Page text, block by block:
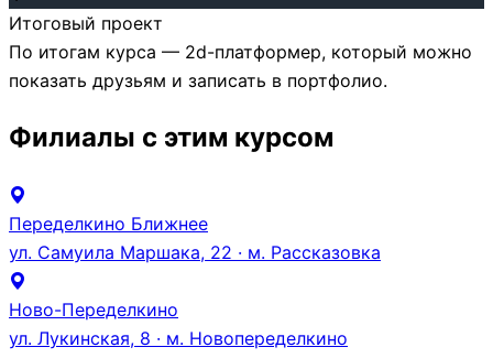
Итоговый проект
По итогам курса — 2d-платформер, который можно
показать друзьям и записать в портфолио.
Филиалы с этим курсом
Переделкино Ближнее
ул. Самуила Маршака, 22 · м. Рассказовка
Ново-Переделкино
ул. Лукинская, 8 · м. Новопеределкино